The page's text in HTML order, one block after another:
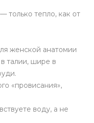
только тепло, как от
женской анатомии
талии, шире в
«провисания»,
воду, а не